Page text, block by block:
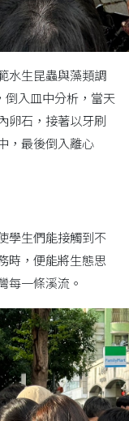
水生昆蟲與藻類調
倒入皿中分析，當天
卵石，接著以牙刷
，最後倒入離心
學生們能接觸到不
時，便能將生態思
每一條溪流。